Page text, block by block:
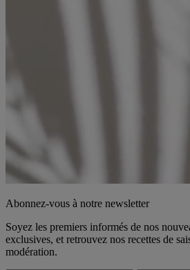
Abonnez-vous à notre newsletter
Soyez les premiers informés de nos
exclusives, et retrouvez nos recettes de
modération.